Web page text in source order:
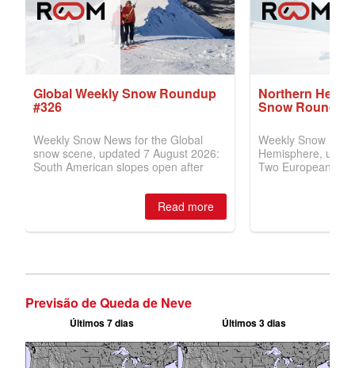
Previsão de Queda de Neve
Últimos 7 dias Últimos 3 dias